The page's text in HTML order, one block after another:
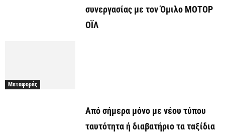
συνεργασίας με τον Όμιλο ΜΟΤΟΡ
ΟΪΛ
Μεταφορές
Από σήμερα μόνο με νέου τύπου
ταυτότητα ή διαβατήριο τα ταξίδια